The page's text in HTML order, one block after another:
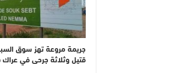
جريمة مروعة تهز سوق
قتيل وثلاثة جرحى في عراك